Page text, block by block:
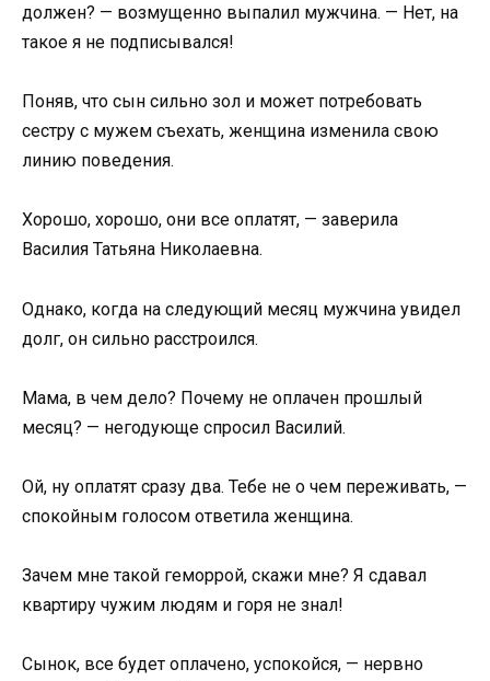
должен? — возмущенно выпалил мужчина. — Нет, на
такое я не подписывался!
Поняв, что сын сильно зол и может потребовать
сестру с мужем съехать, женщина изменила свою
линию поведения.
Хорошо, хорошо, они все оплатят, — заверила
Василия Татьяна Николаевна.
Однако, когда на следующий месяц мужчина увидел
долг, он сильно расстроился.
Мама, в чем дело? Почему не оплачен прошлый
месяц? — негодующе спросил Василий.
Ой, ну оплатят сразу два. Тебе не о чем переживать, —
спокойным голосом ответила женщина.
Зачем мне такой геморрой, скажи мне? Я сдавал
квартиру чужим людям и горя не знал!
Сынок, все будет оплачено, успокойся, — нервно